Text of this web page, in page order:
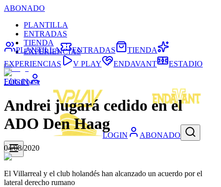
ABONADO
PLANTILLA
ENTRADAS
TIENDA
EXPERIENCIAS
LOGIN
LOGIN ABONADO
PLANTILLA ENTRADAS
TIENDA
EXPERIENCIAS
V PLAY ENDAVANT ESTADIO
Fútbol base
Andrei jugará cedido en el
ADO Den Haag
04/08/2020
El Villarreal y el club holandés han alcanzado un acuerdo por el
lateral derecho rumano